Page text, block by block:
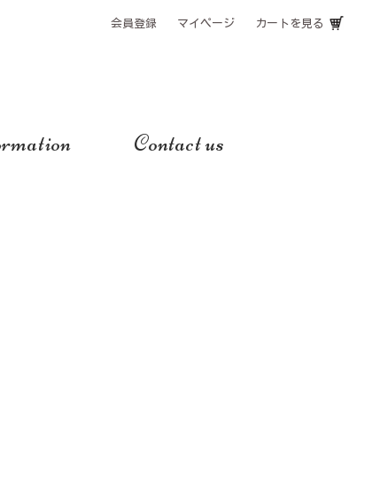
会員登録 マイページ カートを見る
Contact us